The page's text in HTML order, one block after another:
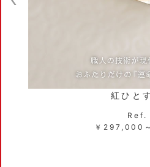
紅ひと
Ref.
￥297,000